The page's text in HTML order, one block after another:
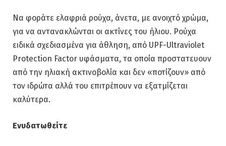
Να φοράτε ελαφριά ρούχα, άνετα, με ανοιχτό χρώμα,
για να αντανακλώνται οι ακτίνες του ήλιου. Ρούχα
ειδικά σχεδιασμένα για άθληση, από UPF-Ultraviolet
Protection Factor υφάσματα, τα οποία προστατευουν
από την ηλιακή ακτινοβολία και δεν «ποτίζουν» από
τον ιδρώτα αλλά του επιτρέπουν να εξατμίζεται
καλύτερα.
Ενυδατωθείτε